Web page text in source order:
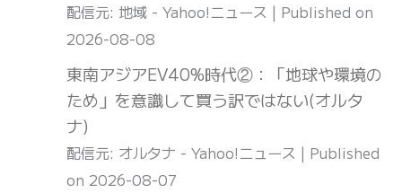
配信元: 地域 - Yahoo!ニュース
Published on
2026-08-08
東南アジアEV40%時代②：「地球や環境の
ため」を意識して買う訳ではない(オルタ
ナ)
配信元: オルタナ - Yahoo!ニュース
Published
on 2026-08-07